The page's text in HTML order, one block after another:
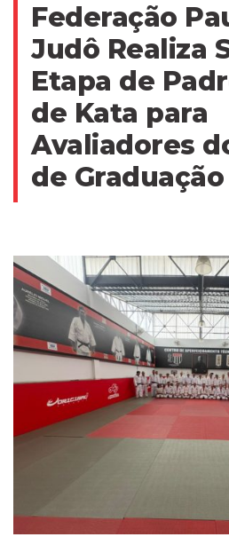
Federação
Judô Realiza
Etapa de
de Kata para
Avaliadores
de Graduação